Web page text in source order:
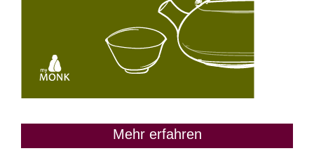
Mehr erfahren